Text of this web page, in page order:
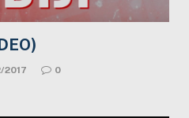
2017 0